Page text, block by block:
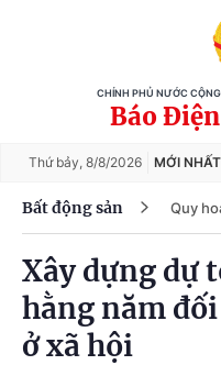
CHÍNH PHỦ NƯỚC
Báo
Thứ bảy, 8/8/2026 MỚI NHẤT
Bất động sản Quy
Xây dựng dự
hằng năm
ở xã hội